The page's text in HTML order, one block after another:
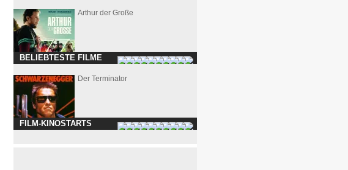
Arthur der Große
BELIEBTESTE FILME
Der Terminator
FILM-KINOSTARTS